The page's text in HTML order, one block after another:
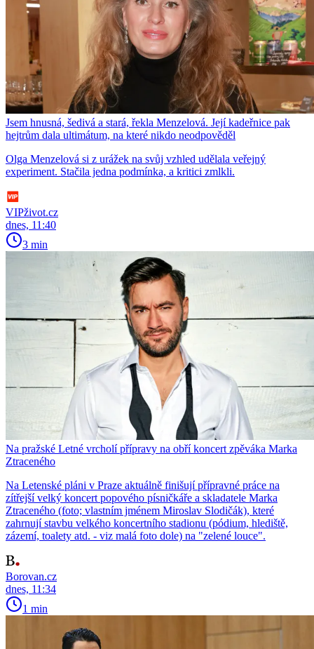
Jsem hnusná, šedivá a stará, řekla Menzelová. Její kadeřnice pak
hejtrům dala ultimátum, na které nikdo neodpověděl
Olga Menzelová si z urážek na svůj vzhled udělala veřejný
experiment. Stačila jedna podmínka, a kritici zmlkli.
VIPživot.cz
dnes, 11:40
3 min
Na pražské Letné vrcholí přípravy na obří koncert zpěváka Marka
Ztraceného
Na Letenské pláni v Praze aktuálně finišují přípravné práce na
zítřejší velký koncert popového písničkáře a skladatele Marka
Ztraceného (foto; vlastním jménem Miroslav Slodičák), které
zahrnují stavbu velkého koncertního stadionu (pódium, hlediště,
zázemí, toalety atd. - viz malá foto dole) na "zelené louce".
Borovan.cz
dnes, 11:34
1 min